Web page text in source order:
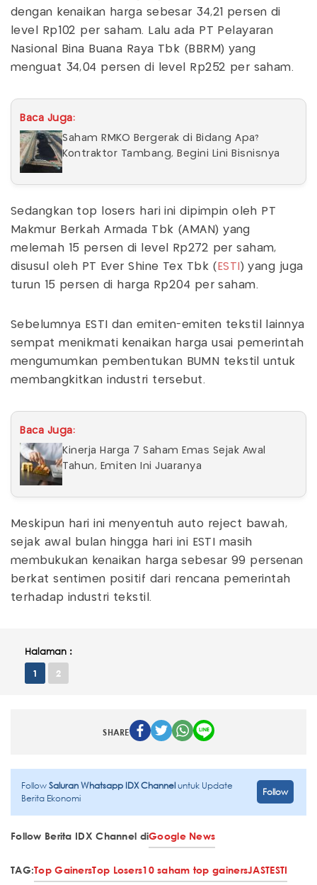
dengan kenaikan harga sebesar 34,21 persen di
level Rp102 per saham. Lalu ada PT Pelayaran
Nasional Bina Buana Raya Tbk (BBRM) yang
menguat 34,04 persen di level Rp252 per saham.
Baca Juga:
Saham RMKO Bergerak di Bidang Apa?
Kontraktor Tambang, Begini Lini Bisnisnya
Sedangkan top losers hari ini dipimpin oleh PT
Makmur Berkah Armada Tbk (AMAN) yang
melemah 15 persen di level Rp272 per saham,
disusul oleh PT Ever Shine Tex Tbk ( ESTI ) yang juga
turun 15 persen di harga Rp204 per saham.
Sebelumnya ESTI dan emiten-emiten tekstil lainnya
sempat menikmati kenaikan harga usai pemerintah
mengumumkan pembentukan BUMN tekstil untuk
membangkitkan industri tersebut.
Baca Juga:
Kinerja Harga 7 Saham Emas Sejak Awal
Tahun, Emiten Ini Juaranya
Meskipun hari ini menyentuh auto reject bawah,
sejak awal bulan hingga hari ini ESTI masih
membukukan kenaikan harga sebesar 99 persenan
berkat sentimen positif dari rencana pemerintah
terhadap industri tekstil.
Halaman :
1 2
SHARE
FollowSaluran Whatsapp IDX Channeluntuk Update
Berita Ekonomi
Follow
Follow Berita IDX Channel diGoogle News
TAG:Top GainersTop Losers10 saham top gainersJASTESTI